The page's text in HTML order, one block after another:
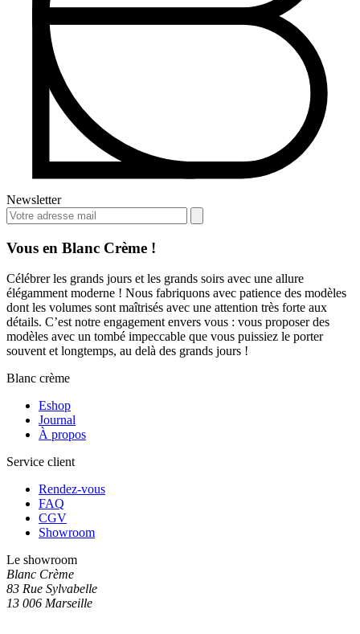
Newsletter
Vous en Blanc Crème !
Célébrer les grands jours et les grands soirs avec une allure
élégamment moderne ! Nous fabriquons avec patience des modèles
dont les volumes sont maîtrisés avec une attention très forte aux
détails. C’est notre engagement envers vous : vous proposer des
modèles avec un tombé impeccable que vous puissiez le porter
souvent et longtemps, au delà des grands jours !
Blanc crème
Eshop
Journal
À propos
Service client
Rendez-vous
FAQ
CGV
Showroom
Le showroom
Blanc Crème
83 Rue Sylvabelle
13 006 Marseille